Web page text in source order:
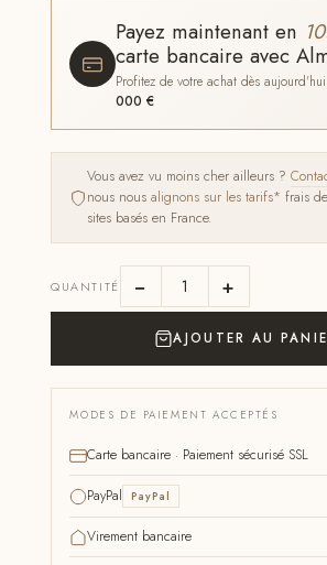
Payez maintenant en
carte bancaire avec
Profitez de votre achat dès
000 €
Vous avez vu moins cher ailleurs ?
nous nousalignons sur les tarifs* frais
sites basés en France.
QUANTITÉ − +
AJOUTER AU
MODES DE PAIEMENT ACCEPTÉS
Carte bancaire · Paiement sécurisé SSL
PayPal PayPal
Virement bancaire